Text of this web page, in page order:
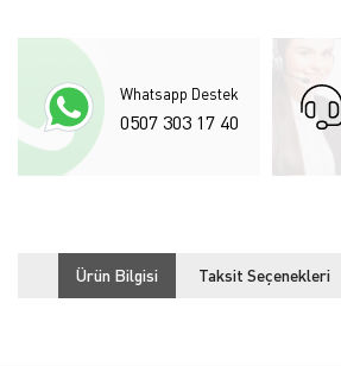
Whatsapp Destek
0507 303 17 40
Ürün Bilgisi Taksit Seçenekleri